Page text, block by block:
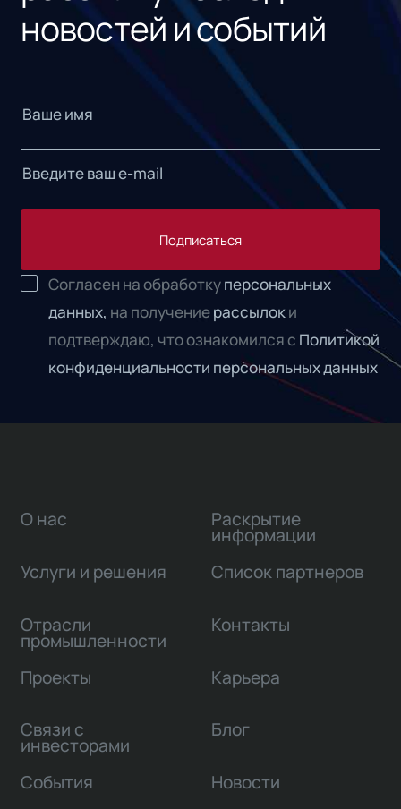
новостей и событий
Подписаться
Согласен на обработкуперсональных
данных, на получениерассылоки
подтверждаю, что ознакомился с Политикой
конфиденциальности персональных данных
О нас
Услуги и решения
Отрасли
промышленности
Проекты
Связи с
инвесторами
Раскрытие
информации
Список партнеров
Контакты
Карьера
Блог
События Новости